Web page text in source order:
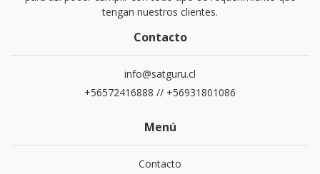
tengan nuestros clientes.
Contacto
info@satguru.cl
+56572416888 // +56931801086
Menú
Contacto